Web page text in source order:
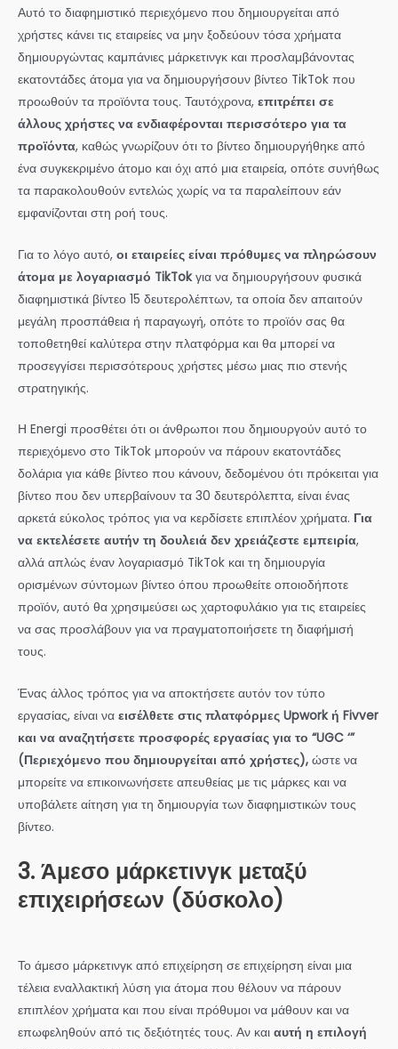
Αυτό το διαφημιστικό περιεχόμενο που δημιουργείται από
χρήστες κάνει τις εταιρείες να μην ξοδεύουν τόσα χρήματα
δημιουργώντας καμπάνιες μάρκετινγκ και προσλαμβάνοντας
εκατοντάδες άτομα για να δημιουργήσουν βίντεο TikTok που
προωθούν τα προϊόντα τους. Ταυτόχρονα, επιτρέπει σε
άλλους χρήστες να ενδιαφέρονται περισσότερο για τα
προϊόντα, καθώς γνωρίζουν ότι το βίντεο δημιουργήθηκε από
ένα συγκεκριμένο άτομο και όχι από μια εταιρεία, οπότε συνήθως
τα παρακολουθούν εντελώς χωρίς να τα παραλείπουν εάν
εμφανίζονται στη ροή τους.
Για το λόγο αυτό, οι εταιρείες είναι πρόθυμες να πληρώσουν
άτομα με λογαριασμό TikTokγια να δημιουργήσουν φυσικά
διαφημιστικά βίντεο 15 δευτερολέπτων, τα οποία δεν απαιτούν
μεγάλη προσπάθεια ή παραγωγή, οπότε το προϊόν σας θα
τοποθετηθεί καλύτερα στην πλατφόρμα και θα μπορεί να
προσεγγίσει περισσότερους χρήστες μέσω μιας πιο στενής
στρατηγικής.
Η Energi προσθέτει ότι οι άνθρωποι που δημιουργούν αυτό το
περιεχόμενο στο TikTok μπορούν να πάρουν εκατοντάδες
δολάρια για κάθε βίντεο που κάνουν, δεδομένου ότι πρόκειται για
βίντεο που δεν υπερβαίνουν τα 30 δευτερόλεπτα, είναι ένας
αρκετά εύκολος τρόπος για να κερδίσετε επιπλέον χρήματα. Για
να εκτελέσετε αυτήν τη δουλειά δεν χρειάζεστε εμπειρία,
αλλά απλώς έναν λογαριασμό TikTok και τη δημιουργία
ορισμένων σύντομων βίντεο όπου προωθείτε οποιοδήποτε
προϊόν, αυτό θα χρησιμεύσει ως χαρτοφυλάκιο για τις εταιρείες
να σας προσλάβουν για να πραγματοποιήσετε τη διαφήμισή
τους.
Ένας άλλος τρόπος για να αποκτήσετε αυτόν τον τύπο
εργασίας, είναι να εισέλθετε στις πλατφόρμες Upwork ή Fivver
και να αναζητήσετε προσφορές εργασίας για το “UGC ‘”
(Περιεχόμενο που δημιουργείται από χρήστες), ώστε να
μπορείτε να επικοινωνήσετε απευθείας με τις μάρκες και να
υποβάλετε αίτηση για τη δημιουργία των διαφημιστικών τους
βίντεο.
3. Άμεσο μάρκετινγκ μεταξύ
επιχειρήσεων (δύσκολο)
Το άμεσο μάρκετινγκ από επιχείρηση σε επιχείρηση είναι μια
τέλεια εναλλακτική λύση για άτομα που θέλουν να πάρουν
επιπλέον χρήματα και που είναι πρόθυμοι να μάθουν και να
επωφεληθούν από τις δεξιότητές τους. Αν και αυτή η επιλογή